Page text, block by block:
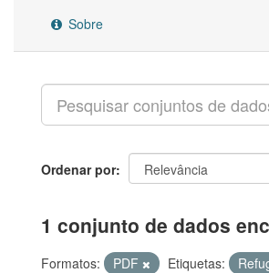
Sobre
Ordenar por
1 conjunto de dados
Formatos: PDF Etiquetas: